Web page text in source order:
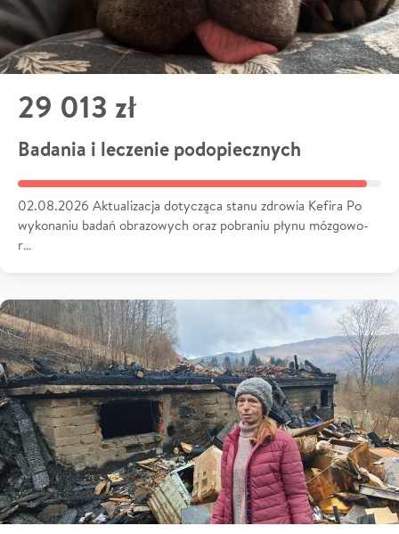
29 013 zł
Badania i leczenie podopiecznych
02.08.2026 Aktualizacja dotycząca stanu zdrowia Kefira Po
wykonaniu badań obrazowych oraz pobraniu płynu mózgowo-
r…